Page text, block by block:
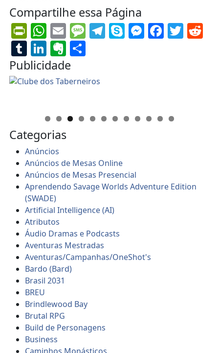
Compartilhe essa Página
PrintFriendly
WhatsApp
EmailMessage
Telegram
Skype
Tumblr
LinkedIn
Evernote
Publicidade
Categorias
Anúncios
Anúncios de Mesas Online
Anúncios de Mesas Presencial
Aprendendo Savage Worlds Adventure Edition
(SWADE)
Artificial Intelligence (AI)
Atributos
Áudio Dramas e Podcasts
Aventuras Mestradas
Aventuras/Campanhas/OneShot's
Bardo (Bard)
Brasil 2031
BREU
Brindlewood Bay
Brutal RPG
Build de Personagens
Business